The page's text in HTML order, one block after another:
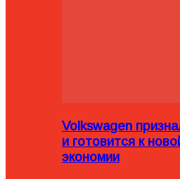
Volkswagen
и готовится к
экономии